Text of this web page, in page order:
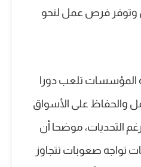
وتوفر فرص عمل لنحو
المؤسسات تلعب دورا
والحفاظ على الأسواق
التحديات، موضحا أن
تواجه صعوبات تتجاوز